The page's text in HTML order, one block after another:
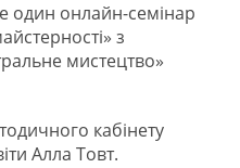
онлайн-семінар
з
мистецтво»
кабінету
Алла Товт.